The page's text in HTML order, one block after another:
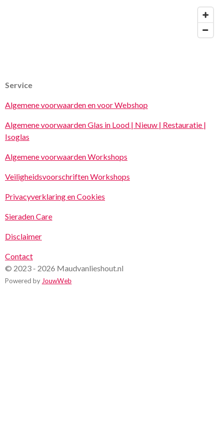
Service
Algemene voorwaarden en voor Webshop
Algemene voorwaarden Glas in Lood | Nieuw | Restauratie |
Isoglas
Algemene voorwaarden Workshops
Veiligheidsvoorschriften Workshops
Privacyverklaring en Cookies
Sieraden Care
Disclaimer
Contact
© 2023 - 2026 Maudvanlieshout.nl
Powered by JouwWeb